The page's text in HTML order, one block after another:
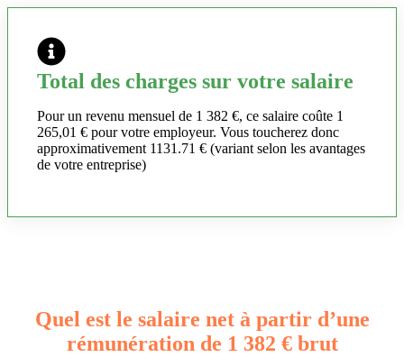
Total des charges sur votre salaire
Pour un revenu mensuel de 1 382 €, ce salaire coûte 1
265,01 € pour votre employeur. Vous toucherez donc
approximativement 1131.71 € (variant selon les avantages
de votre entreprise)
Quel est le salaire net à partir d’une
rémunération de 1 382 € brut